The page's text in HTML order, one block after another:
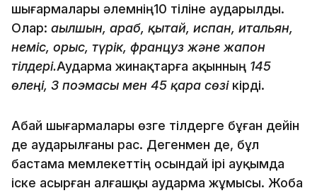
шығармалары әлемнің10 тіліне аударылды.
Олар: ағылшын, араб, қытай, испан, итальян,
неміс, орыс, түрік, француз және жапон
тілдері.Аударма жинақтарға ақынның 145
өлеңі, 3 поэмасы мен 45 қара сөзікірді.
Абай шығармалары өзге тілдерге бұған дейін
де аударылғаны рас. Дегенмен де, бұл
бастама мемлекеттің осындай ірі ауқымда
іске асырған алғашқы аударма жұмысы. Жоба